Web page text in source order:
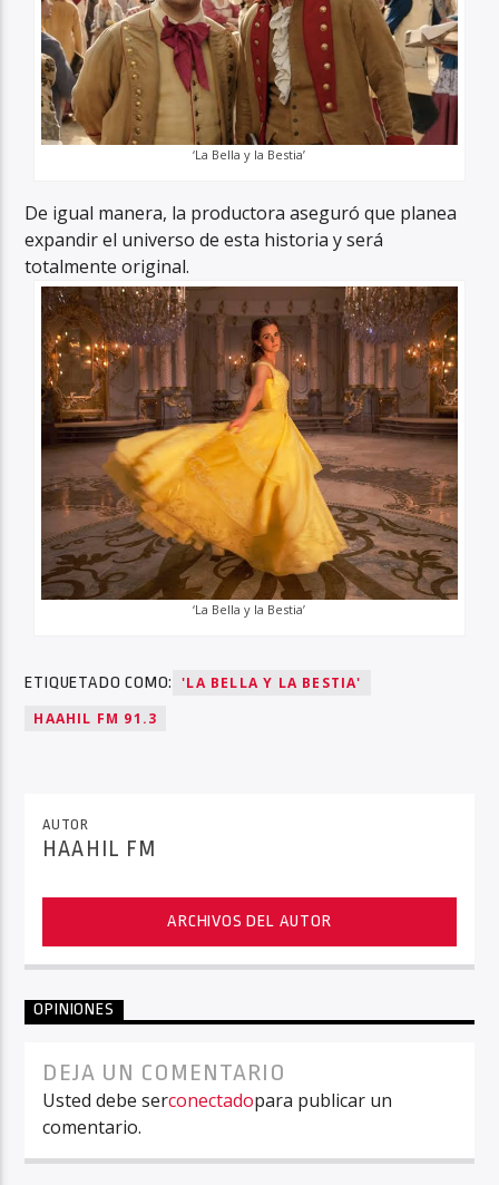
‘La Bella y la Bestia’
De igual manera, la productora aseguró que planea
expandir el universo de esta historia y será
totalmente original.
‘La Bella y la Bestia’
ETIQUETADO COMO:
'LA BELLA Y LA BESTIA'
HAAHIL FM 91.3
AUTOR
HAAHIL FM
ARCHIVOS DEL AUTOR
OPINIONES
DEJA UN COMENTARIO
Usted debe serconectadopara publicar un
comentario.